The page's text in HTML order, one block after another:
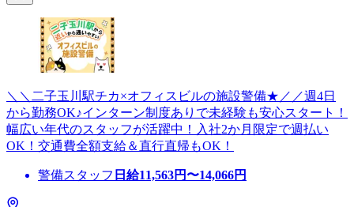
＼＼二子玉川駅チカ×オフィスビルの施設警備★／／週4日
から勤務OK♪インターン制度ありで未経験も安心スタート！
幅広い年代のスタッフが活躍中！入社2か月限定で週払い
OK！交通費全額支給＆直行直帰もOK！
警備スタッフ 日給11,563円〜14,066円